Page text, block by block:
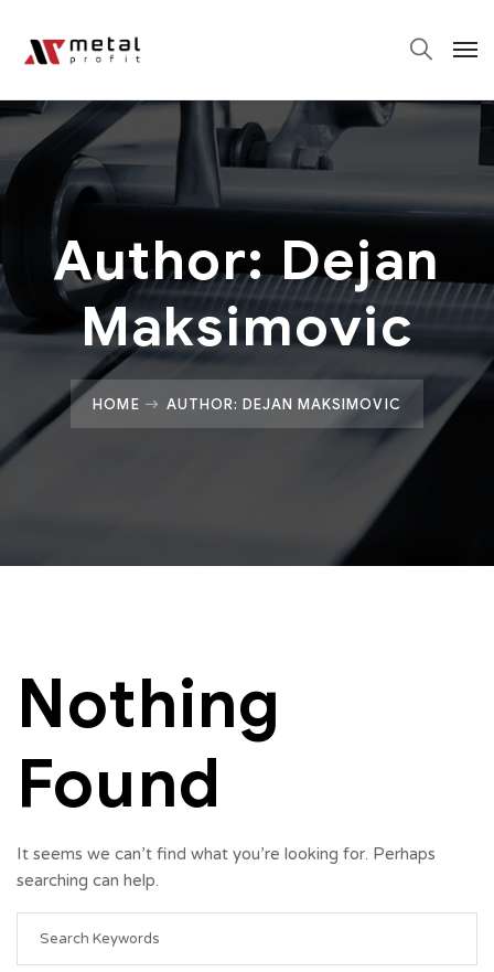
Author: Dejan
Maksimovic
HOME AUTHOR: DEJAN MAKSIMOVIC
Nothing
Found
It seems we can’t find what you’re looking for. Perhaps
searching can help.